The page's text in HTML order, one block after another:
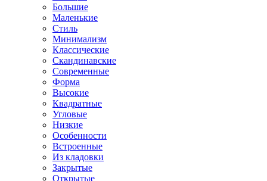
Большие
Маленькие
Стиль
Минимализм
Классические
Скандинавские
Современные
Форма
Высокие
Квадратные
Угловые
Низкие
Особенности
Встроенные
Из кладовки
Закрытые
Открытые